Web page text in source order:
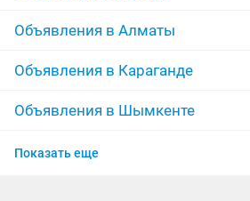
Объявления в Алматы
Объявления в Караганде
Объявления в Шымкенте
Объявления в Усть-Каменогорске
Показать еще